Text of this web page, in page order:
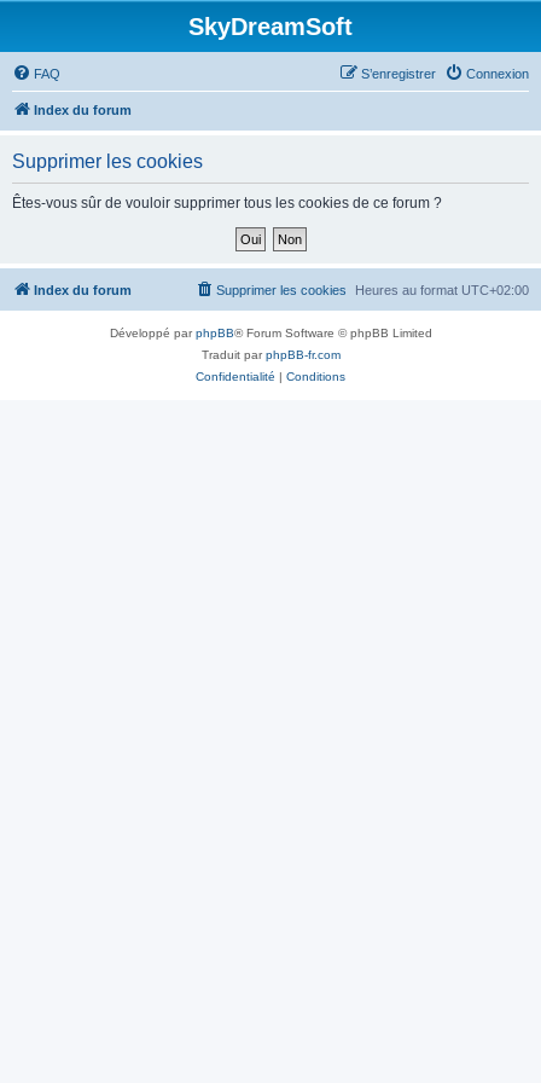
SkyDreamSoft
FAQ Connexion
S’enregistrer
Index du forum
Supprimer les cookies
Êtes-vous sûr de vouloir supprimer tous les cookies de ce forum ?
Index du forum Heures au format UTC+02:00
Supprimer les cookies
Développé parphpBB® Forum Software © phpBB Limited
Traduit parphpBB-fr.com
Confidentialité | Conditions